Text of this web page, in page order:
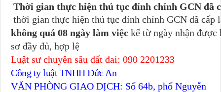
Thời gian thực hiện thủ tục đính chính GCN đã
thời gian thực hiện thủ tục đính chính GCN đã cấp
không quá 08 ngày làm việc kể từ ngày nhận được
sơ đầy đủ, hợp lệ
Luật sư chuyên sâu đất đai: 090 2201233
Công ty luật TNHH Đức An
VĂN PHÒNG GIAO DỊCH: Số 64b, phố Nguyễn